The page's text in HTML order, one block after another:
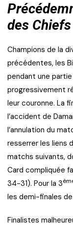
des
Champions de la
précédentes, les
pendant une
progressivement
leur couronne. La
l’accident de
l’annulation du
resserrer les liens
matchs suivants,
Card compliquée
34-31). Pour la 3
les demi-finales
Finalistes